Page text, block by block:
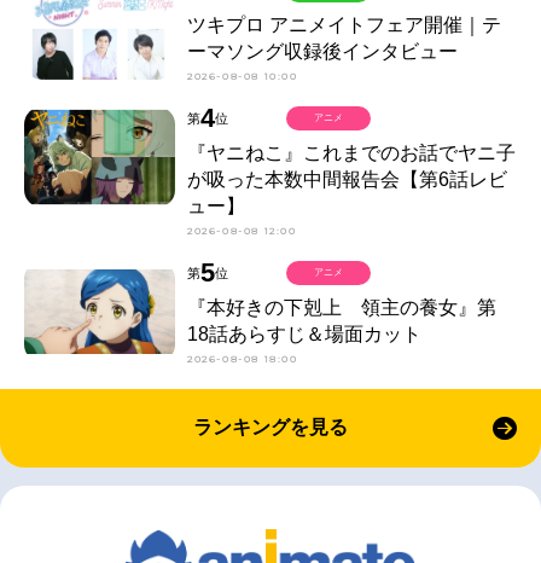
ツキプロ アニメイトフェア開催｜テ
ーマソング収録後インタビュー
2026-08-08 10:00
第4位
『ヤニねこ』これまでのお話でヤニ子
が吸った本数中間報告会【第6話レビ
ュー】
2026-08-08 12:00
アニメ
第5位
『本好きの下剋上 領主の養女』第
18話あらすじ＆場面カット
2026-08-08 18:00
アニメ
ランキングを見る